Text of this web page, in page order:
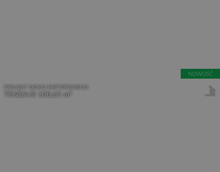
NOWOŚĆ
PROJEKT DOMU PARTEROWEGO
TENDA III 100,65 m 2